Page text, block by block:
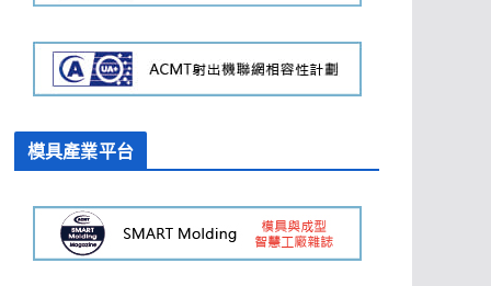
模具產業平台